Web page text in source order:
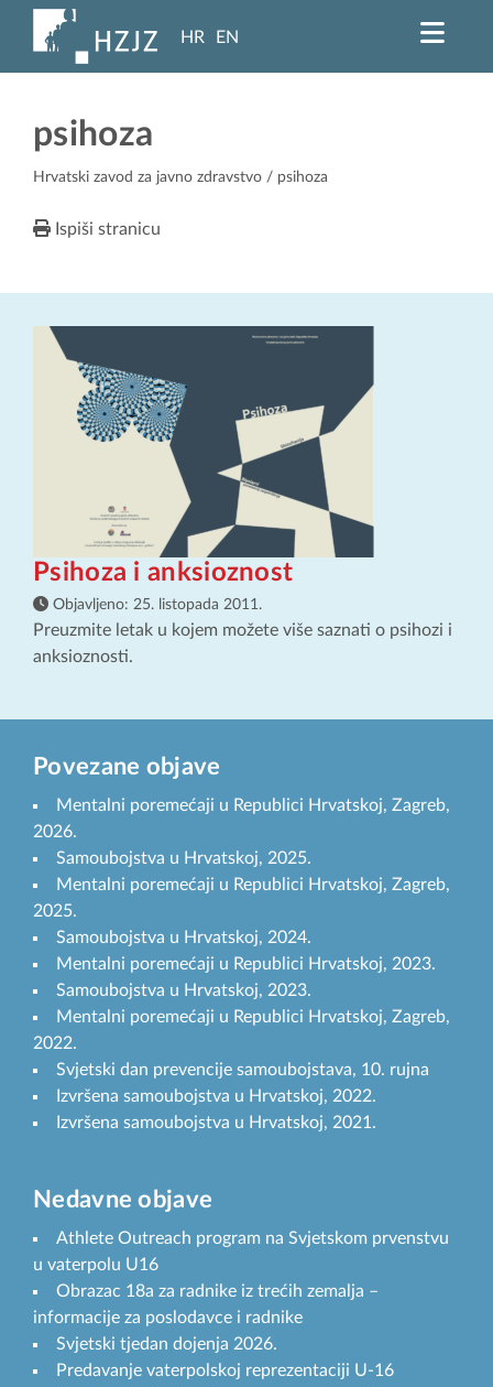
HR EN
psihoza
Hrvatski zavod za javno zdravstvo / psihoza
Ispiši stranicu
Psihoza i anksioznost
Objavljeno: 25. listopada 2011.
Preuzmite letak u kojem možete više saznati o psihozi i
anksioznosti.
Povezane objave
Mentalni poremećaji u Republici Hrvatskoj, Zagreb,
2026.
Samoubojstva u Hrvatskoj, 2025.
Mentalni poremećaji u Republici Hrvatskoj, Zagreb,
2025.
Samoubojstva u Hrvatskoj, 2024.
Mentalni poremećaji u Republici Hrvatskoj, 2023.
Samoubojstva u Hrvatskoj, 2023.
Mentalni poremećaji u Republici Hrvatskoj, Zagreb,
2022.
Svjetski dan prevencije samoubojstava, 10. rujna
Izvršena samoubojstva u Hrvatskoj, 2022.
Izvršena samoubojstva u Hrvatskoj, 2021.
Nedavne objave
Athlete Outreach program na Svjetskom prvenstvu
u vaterpolu U16
Obrazac 18a za radnike iz trećih zemalja –
informacije za poslodavce i radnike
Svjetski tjedan dojenja 2026.
Predavanje vaterpolskoj reprezentaciji U-16